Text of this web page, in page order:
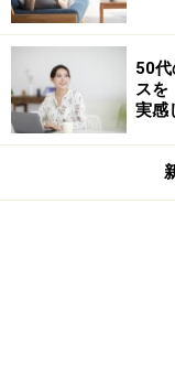
50
スを
実感